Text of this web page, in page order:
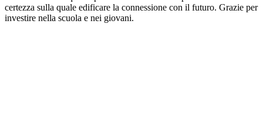
certezza sulla quale edificare la connessione con il futuro. Grazie per
investire nella scuola e nei giovani.